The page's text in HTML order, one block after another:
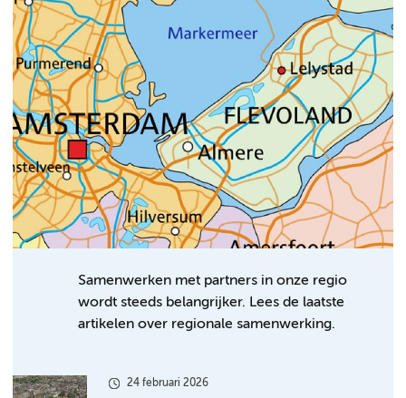
Samenwerken met partners in onze regio
wordt steeds belangrijker. Lees de laatste
artikelen over regionale samenwerking.
24 februari 2026